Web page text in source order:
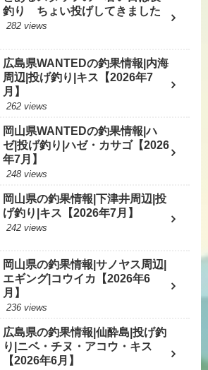
釣り ちょい投げしてきました
282 views
広島県WANTEDの釣果情報|内海
周辺|投げ釣り|キス【2026年7
月】
262 views
岡山県WANTEDの釣果情報|ハ
ゼ|投げ釣り|ハゼ・カサゴ【2026
年7月】
248 views
岡山県の釣果情報|下津井周辺|投
げ釣り|キス【2026年7月】
242 views
岡山県の釣果情報|サノヤス周辺|
エギング|コウイカ【2026年6
月】
236 views
広島県の釣果情報|仙酔島|投げ釣
り|ニベ・チヌ・アコウ・キス
【2026年6月】